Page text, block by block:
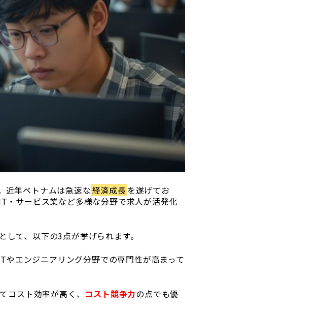
近年ベトナムは急速な経済成長を遂げてお
・サービス業など多様な分野で求人が活発化
て、以下の3点が挙げられます。
やエンジニアリング分野での専門性が高まって
コスト効率が高く、 コスト競争力の点でも優